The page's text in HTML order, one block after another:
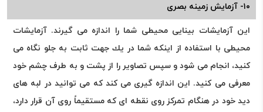
۱۰- آزمایش زمینه بصری
این آزمایشات بینایی محیطی شما را اندازه می گیرند. آزمایشات
محیطی با استفاده از اینكه شما در یك جهت ثابت به جلو نگاه می
كنید، انجام می شود و سپس تصاویر را از پشت و به طرف چشم خود
معرفی می كنید. این اندازه گیری می کند که می توانید در لبه های
دید خود در هنگام تمرکز روی نقطه ای که مستقیماً روی آن قرار دارد،